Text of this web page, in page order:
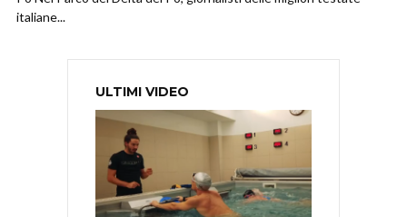
italiane...
ULTIMI VIDEO